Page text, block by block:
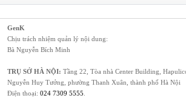
GenK
Chịu trách nhiệm quản lý nội dung:
Bà Nguyễn Bích Minh
TRỤ SỞ HÀ NỘI: Tầng 22, Tòa nhà Center Building,
Nguyễn Huy Tưởng, phường Thanh Xuân, thành phố Hà Nội
Điện thoại: 024 7309 5555.